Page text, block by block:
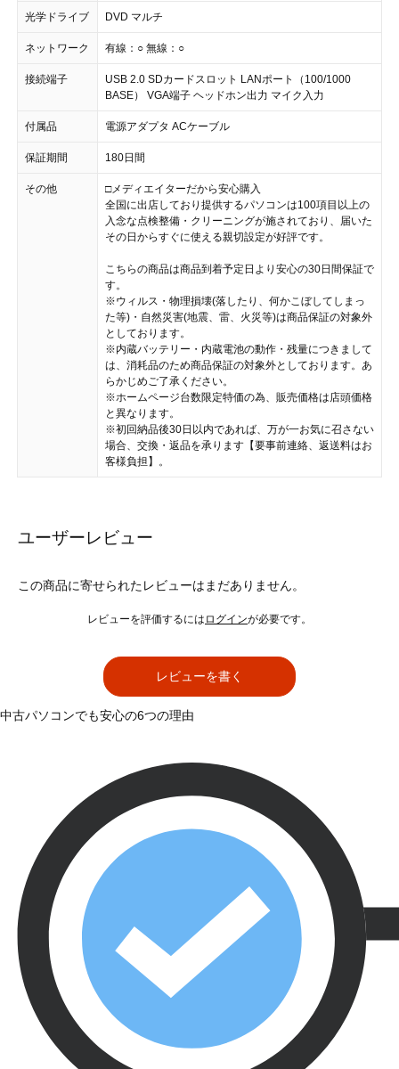
光学ドライブ DVD マルチ
ネットワーク 有線：○ 無線：○
接続端子
USB 2.0 SDカードスロット LANポート（100/1000
BASE） VGA端子 ヘッドホン出力 マイク入力
付属品 電源アダプタ ACケーブル
保証期間 180日間
その他
□メディエイターだから安心購入
全国に出店しており提供するパソコンは100項目以上の
入念な点検整備・クリーニングが施されており、届いた
その日からすぐに使える親切設定が好評です。
こちらの商品は商品到着予定日より安心の30日間保証で
す。
※ウィルス・物理損壊(落したり、何かこぼしてしまっ
た等)・自然災害(地震、雷、火災等)は商品保証の対象外
としております。
※内蔵バッテリー・内蔵電池の動作・残量につきまして
は、消耗品のため商品保証の対象外としております。あ
らかじめご了承ください。
※ホームページ台数限定特価の為、販売価格は店頭価格
と異なります。
※初回納品後30日以内であれば、万が一お気に召さない
場合、交換・返品を承ります【要事前連絡、返送料はお
客様負担】。
ユーザーレビュー
この商品に寄せられたレビューはまだありません。
レビューを評価するには ログインが必要です。
レビューを書く
中古パソコンでも安心の6つの理由